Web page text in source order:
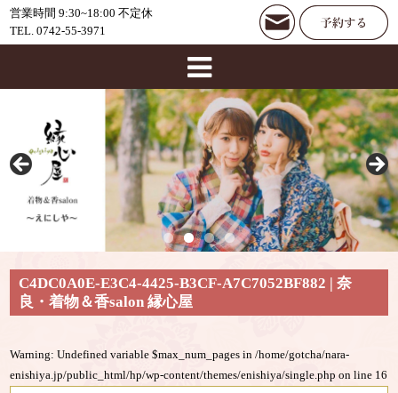
営業時間 9:30~18:00 不定休
TEL. 0742-55-3971
C4DC0A0E-E3C4-4425-B3CF-A7C7052BF882 | 奈
良・着物＆香salon 縁心屋
Warning: Undefined variable $max_num_pages in/home/gotcha/nara-
enishiya.jp/public_html/hp/wp-content/themes/enishiya/single.php on line 16